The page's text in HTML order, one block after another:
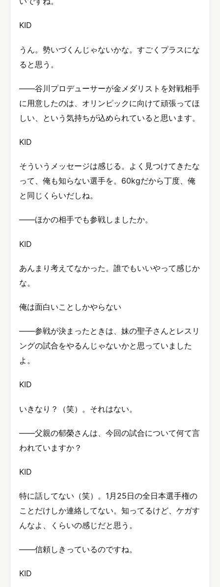
KID
うん。勢いづくんじゃないかな。すごくプラスにな
ると思う。
——谷川プロデューサーが金メダリストを対戦相手
に用意したのは、オリンピックに向けて頑張ってほ
しい、という気持ちが込められていると思います。
KID
そういうメッセージは感じる。よく見つけてきたな
って、俺も知らない選手を。60kgだから丁度、俺
と同じくらいだしね。
——ほかの相手でも参戦しましたか。
KID
あんまり考えてなかった。誰でもいいやって感じか
な。
俺は面白いことしかやらない
——参戦が決まったときは、妹の聖子さんとレスリ
ングの試合をやるんじゃないかと思っていました
よ。
KID
いきなり？（笑）。それはない。
——父親の郁榮さんは、今回の試合について何て言
われていますか？
KID
特に話してない（笑）。1月25日の全日本選手権の
ことだけしか連絡してない。知ってるけど、ケガす
んなよ、くらいの感じだと思う。
——信頼しきっているのですね。
KID